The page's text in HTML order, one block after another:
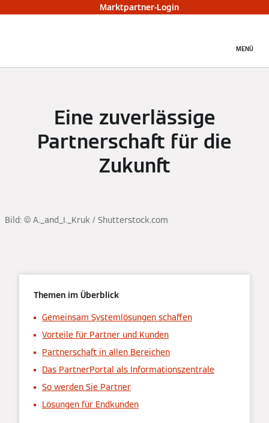
Marktpartner-Login
MENÜ
Eine zuverlässige
Partnerschaft für die
Zukunft
Bild: © A._and_I._Kruk / Shutterstock.com
Themen im Überblick
Gemeinsam Systemlösungen schaffen
Vorteile für Partner und Kunden
Partnerschaft in allen Bereichen
Das PartnerPortal als Informationszentrale
So werden Sie Partner
Lösungen für Endkunden